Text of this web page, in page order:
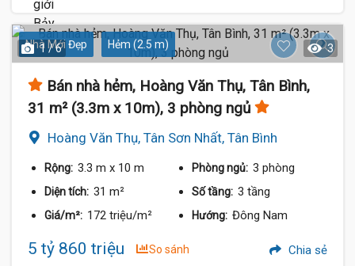
Nhà Mới Đẹp Hẻm (2.5 m)
1 / 6 3
Bán nhà hẻm, Hoàng Văn Thụ, Tân Bình,
31 m² (3.3m x 10m), 3 phòng ngủ
Hoàng Văn Thụ, Tân Sơn Nhất, Tân Bình
Rộng: 3.3 m x 10 m Phòng ngủ: 3 phòng
Diện tích: 31 m² Số tầng: 3 tầng
Giá/m²: 172 triệu/m² Hướng: Đông Nam
5 tỷ 860 triệu So sánh Chia sẻ